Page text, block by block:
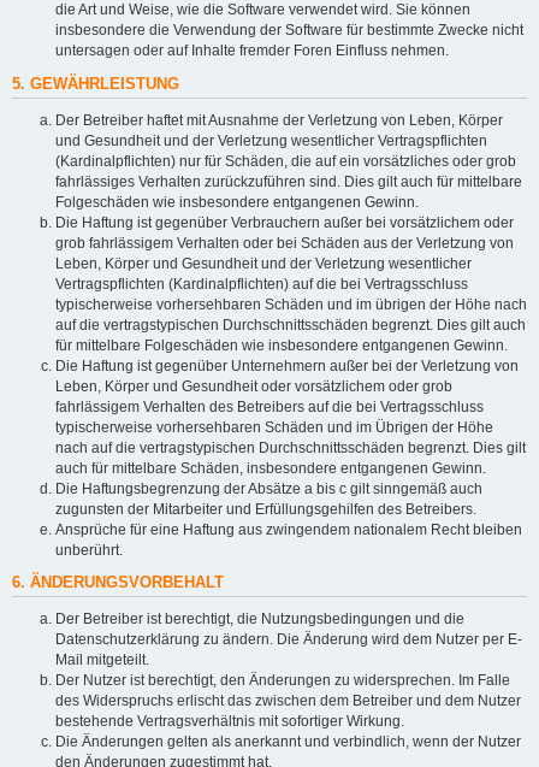
die Art und Weise, wie die Software verwendet wird. Sie können
insbesondere die Verwendung der Software für bestimmte Zwecke nicht
untersagen oder auf Inhalte fremder Foren Einfluss nehmen.
5. GEWÄHRLEISTUNG
Der Betreiber haftet mit Ausnahme der Verletzung von Leben, Körper
und Gesundheit und der Verletzung wesentlicher Vertragspflichten
(Kardinalpflichten) nur für Schäden, die auf ein vorsätzliches oder grob
fahrlässiges Verhalten zurückzuführen sind. Dies gilt auch für mittelbare
Folgeschäden wie insbesondere entgangenen Gewinn.
Die Haftung ist gegenüber Verbrauchern außer bei vorsätzlichem oder
grob fahrlässigem Verhalten oder bei Schäden aus der Verletzung von
Leben, Körper und Gesundheit und der Verletzung wesentlicher
Vertragspflichten (Kardinalpflichten) auf die bei Vertragsschluss
typischerweise vorhersehbaren Schäden und im übrigen der Höhe nach
auf die vertragstypischen Durchschnittsschäden begrenzt. Dies gilt auch
für mittelbare Folgeschäden wie insbesondere entgangenen Gewinn.
Die Haftung ist gegenüber Unternehmern außer bei der Verletzung von
Leben, Körper und Gesundheit oder vorsätzlichem oder grob
fahrlässigem Verhalten des Betreibers auf die bei Vertragsschluss
typischerweise vorhersehbaren Schäden und im Übrigen der Höhe
nach auf die vertragstypischen Durchschnittsschäden begrenzt. Dies gilt
auch für mittelbare Schäden, insbesondere entgangenen Gewinn.
Die Haftungsbegrenzung der Absätze a bis c gilt sinngemäß auch
zugunsten der Mitarbeiter und Erfüllungsgehilfen des Betreibers.
Ansprüche für eine Haftung aus zwingendem nationalem Recht bleiben
unberührt.
6. ÄNDERUNGSVORBEHALT
Der Betreiber ist berechtigt, die Nutzungsbedingungen und die
Datenschutzerklärung zu ändern. Die Änderung wird dem Nutzer per E-
Mail mitgeteilt.
Der Nutzer ist berechtigt, den Änderungen zu widersprechen. Im Falle
des Widerspruchs erlischt das zwischen dem Betreiber und dem Nutzer
bestehende Vertragsverhältnis mit sofortiger Wirkung.
Die Änderungen gelten als anerkannt und verbindlich, wenn der Nutzer
den Änderungen zugestimmt hat.